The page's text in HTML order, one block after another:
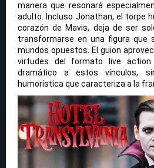
manera que resonará
adulto. Incluso Jonathan, el torpe
corazón de Mavis, deja de ser
transformarse en una figura que
mundos opuestos. El guion
virtudes del formato live
dramático a estos vínculos,
humorística que caracteriza a la